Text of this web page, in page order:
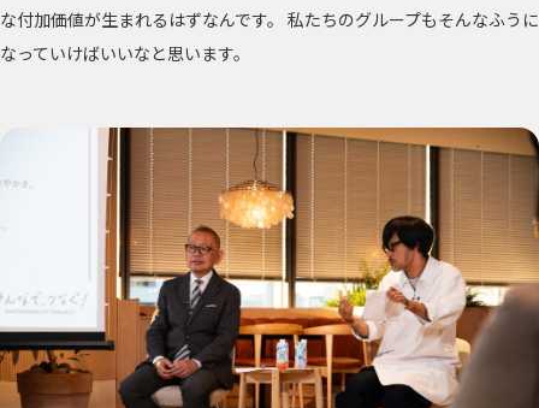
な付加価値が生まれるはずなんです。 私たちのグループもそんなふうに
なっていけばいいなと思います。